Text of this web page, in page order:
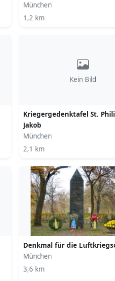
München
1,2 km
Kein Bild
Kriegergedenktafel St.
Jakob
München
2,1 km
Denkmal für die
München
3,6 km